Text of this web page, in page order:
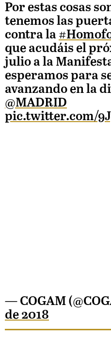
Por estas cosas
tenemos las
contra la
que acudáis el
julio a la
esperamos para
avanzando en la
@MADRID
pic.twitter.com/
— COGAM
de 2018